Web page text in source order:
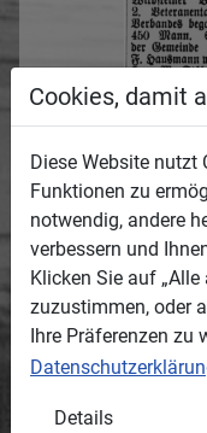
Beschreibung:
Hier wird das
Beschrieben
des Wildsteiner
Feuerwehr-
Schönlinder) als
Cookies, damit
Diese Website nutzt
Funktionen zu
notwendig, andere
verbessern und
Klicken Sie auf
zuzustimmen, oder
Ihre Präferenzen zu
Details